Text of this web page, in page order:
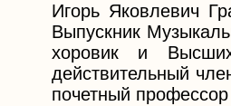
Игорь Яковлевич
Выпускник
хоровик и
действительный
почетный